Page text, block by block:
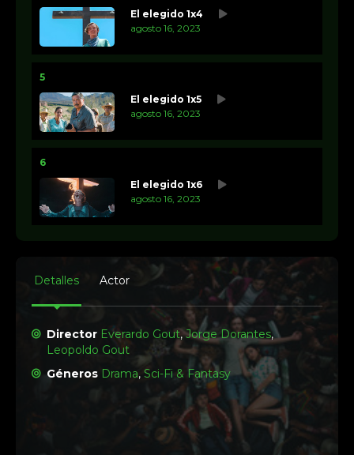
El elegido 1x4
agosto 16, 2023
5
El elegido 1x5
agosto 16, 2023
6
El elegido 1x6
agosto 16, 2023
Detalles Actor
Director Everardo Gout,Jorge Dorantes,
Leopoldo Gout
Géneros Drama,Sci-Fi & Fantasy